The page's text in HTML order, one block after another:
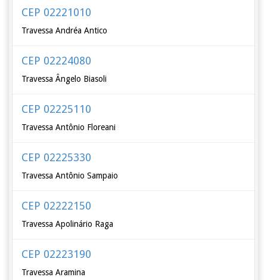
CEP 02221010
Travessa Andréa Antico
CEP 02224080
Travessa Ângelo Biasoli
CEP 02225110
Travessa Antônio Floreani
CEP 02225330
Travessa Antônio Sampaio
CEP 02222150
Travessa Apolinário Raga
CEP 02223190
Travessa Aramina